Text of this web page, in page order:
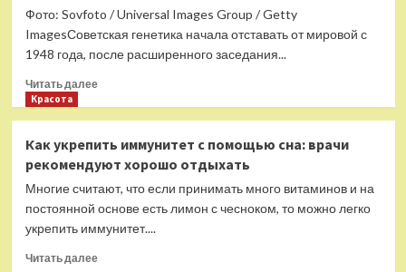
Тарасовой
адрес
работающих
спортсменов
Фото: Sovfoto / Universal Images Group / Getty
ImagesСоветская генетика начала отставать от мировой с
1948 года, после расширенного заседания...
Читать далееПрочитать
закончилось
погромом
генетики
Зачем
при
Красота
Как укрепить иммунитет с помощью сна: врачи
рекомендуют хорошо отдыхать
Многие считают, что если принимать много витаминов и на
постоянной основе есть лимон с чесноком, то можно легко
укрепить иммунитет....
Читать далееПрочитать